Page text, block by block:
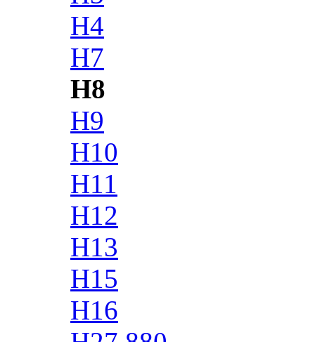
H4
H7
H8
H9
H10
H11
H12
H13
H15
H16